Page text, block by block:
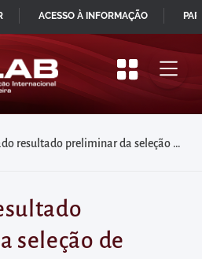
preliminar da seleção de monitores para o Programa de Bolsa de Monitoria (PBM)
seleção de
IR
PARA
CONTEÚDO
ACESSO À INFORMAÇÃO